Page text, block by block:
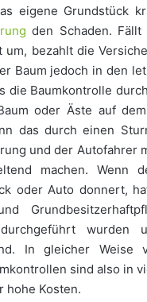
eigene Grundstück
den Schaden.
um, bezahlt die
Baum jedoch in den
die Baumkontrolle
oder Äste auf
das durch einen
und der Autofahrer
machen. Wenn
oder Auto donnert,
durchgeführt
In gleicher Weise
sind also in
hohe Kosten.